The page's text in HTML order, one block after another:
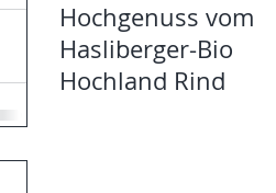
Hochgenuss vom
Hasliberger-Bio
Hochland Rind